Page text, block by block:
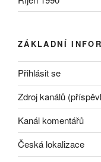
ZÁKLADNÍ
Přihlásit se
Zdroj kanálů
Kanál komentářů
Česká lokalizace